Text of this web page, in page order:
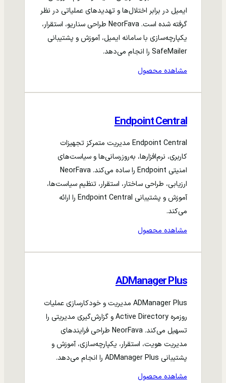
ایمیل در برابر اختلال‌ها و تهدیدهای عملیاتی در نظر
گرفته شده است. NeorFava طراحی سناریو، استقرار،
یکپارچه‌سازی با سامانه ایمیل، آموزش و پشتیبانی
SafeMailer را انجام می‌دهد.
مشاهده محصول
Endpoint Central
Endpoint Central مدیریت متمرکز تجهیزات
کاربری، نرم‌افزارها، به‌روزرسانی‌ها و سیاست‌های
امنیتی Endpoint را ساده می‌کند. NeorFava
ارزیابی، طراحی ساختار، استقرار، تنظیم سیاست‌ها،
آموزش و پشتیبانی Endpoint Central را ارائه
می‌کند.
مشاهده محصول
ADManager Plus
ADManager Plus مدیریت و خودکارسازی عملیات
روزمره Active Directory و گزارش‌گیری مدیریتی را
تسهیل می‌کند. NeorFava طراحی فرایندهای
مدیریت هویت، استقرار، یکپارچه‌سازی، آموزش و
پشتیبانی ADManager Plus را انجام می‌دهد.
مشاهده محصول